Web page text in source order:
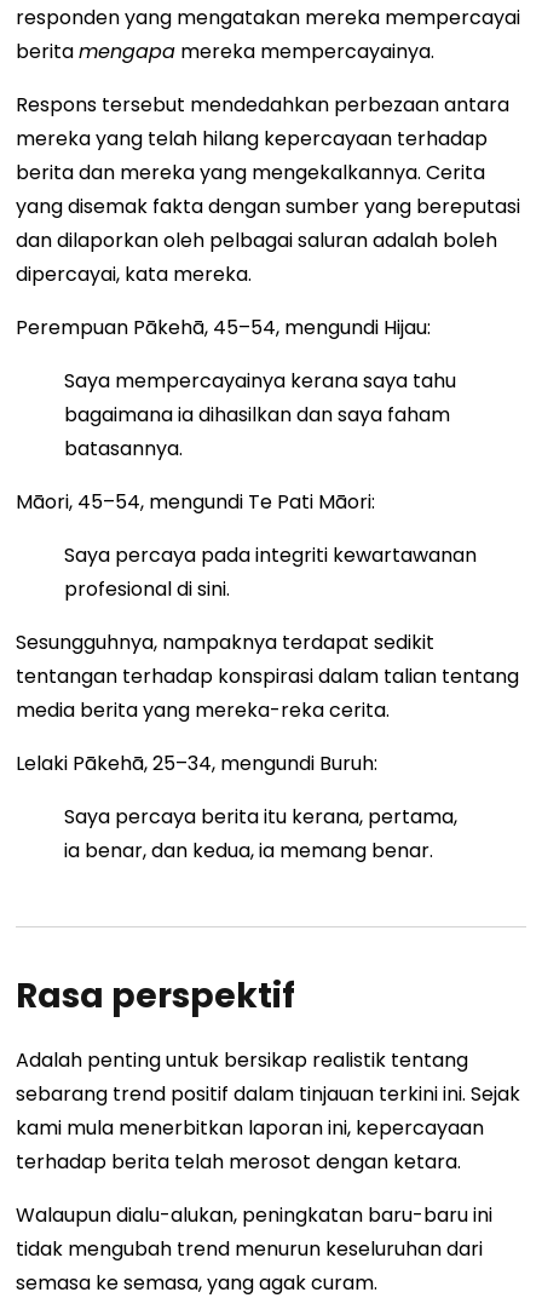
responden yang mengatakan mereka mempercayai
beritamengapa mereka mempercayainya.
Respons tersebut mendedahkan perbezaan antara
mereka yang telah hilang kepercayaan terhadap
berita dan mereka yang mengekalkannya. Cerita
yang disemak fakta dengan sumber yang bereputasi
dan dilaporkan oleh pelbagai saluran adalah boleh
dipercayai, kata mereka.
Perempuan Pākehā, 45–54, mengundi Hijau:
Saya mempercayainya kerana saya tahu
bagaimana ia dihasilkan dan saya faham
batasannya.
Māori, 45–54, mengundi Te Pati Māori:
Saya percaya pada integriti kewartawanan
profesional di sini.
Sesungguhnya, nampaknya terdapat sedikit
tentangan terhadap konspirasi dalam talian tentang
media berita yang mereka-reka cerita.
Lelaki Pākehā, 25–34, mengundi Buruh:
Saya percaya berita itu kerana, pertama,
ia benar, dan kedua, ia memang benar.
Rasa perspektif
Adalah penting untuk bersikap realistik tentang
sebarang trend positif dalam tinjauan terkini ini. Sejak
kami mula menerbitkan laporan ini, kepercayaan
terhadap berita telah merosot dengan ketara.
Walaupun dialu-alukan, peningkatan baru-baru ini
tidak mengubah trend menurun keseluruhan dari
semasa ke semasa, yang agak curam.